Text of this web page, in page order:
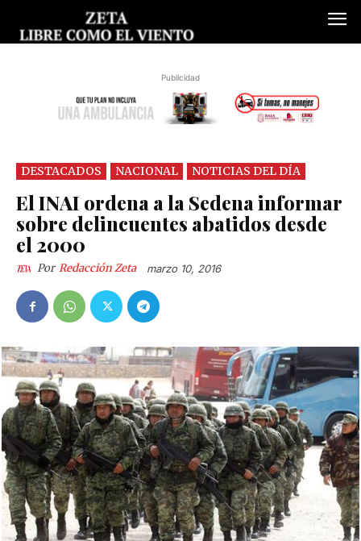
Publicidad
DESTACADOS NACIONAL NOTICIAS DEL DÍA
El INAI ordena a la Sedena informar
sobre delincuentes abatidos desde
el 2000
Por Redacción Zeta marzo 10, 2016